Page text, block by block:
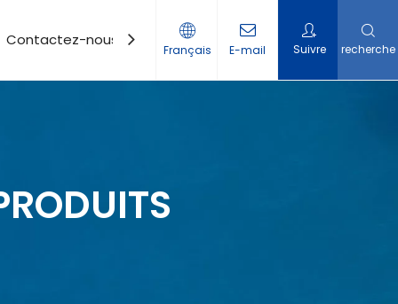
Contactez-nous
Français E-mail Suivre recherche